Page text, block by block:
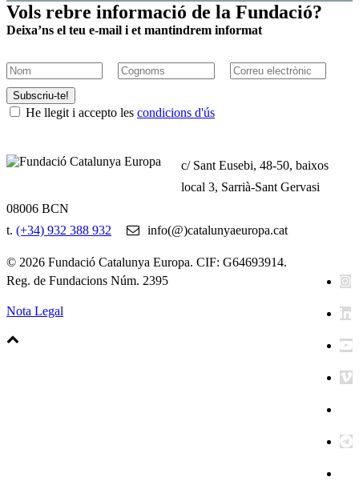
Vols rebre informació de la Fundació?
Deixa’ns el teu e-mail i et mantindrem informat
Subscriu-te!
He llegit i accepto les condicions d'ús
c/ Sant Eusebi, 48-50, baixos
local 3, Sarrià-Sant Gervasi
08006 BCN
t. (+34) 932 388 932 info(@)catalunyaeuropa.cat
© 2026 Fundació Catalunya Europa. CIF: G64693914.
Reg. de Fundacions Núm. 2395
Nota Legal